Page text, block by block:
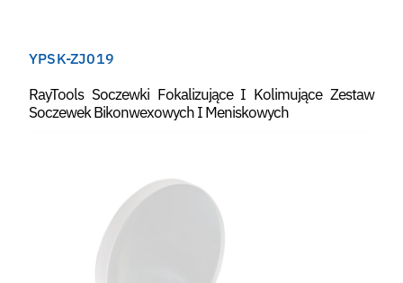
YPSK-ZJ019
RayTools Soczewki Fokalizujące I Kolimujące Zestaw
Soczewek Bikonwexowych I Meniskowych